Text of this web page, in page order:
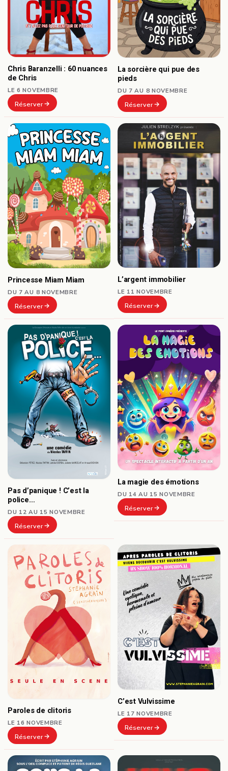
Chris Baranzelli : 60 nuances
de Chris
LE 6 NOVEMBRE
Réserver
La sorcière qui pue des
pieds
DU 7 AU 8 NOVEMBRE
Réserver
Princesse Miam Miam
DU 7 AU 8 NOVEMBRE
Réserver
L’argent immobilier
LE 11 NOVEMBRE
Réserver
Pas d’panique ! C’est la
police…
DU 12 AU 15 NOVEMBRE
Réserver
La magie des émotions
DU 14 AU 15 NOVEMBRE
Réserver
Paroles de clitoris
LE 16 NOVEMBRE
Réserver
C’est Vulvissime
LE 17 NOVEMBRE
Réserver